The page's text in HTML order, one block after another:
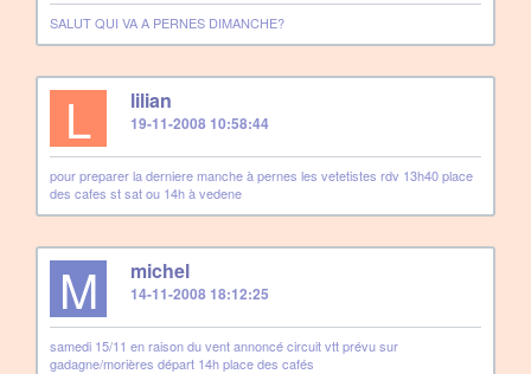
SALUT QUI VA A PERNES DIMANCHE?
L lilian
19-11-2008 10:58:44
pour preparer la derniere manche à pernes les vetetistes rdv 13h40 place
des cafes st sat ou 14h à vedene
M michel
14-11-2008 18:12:25
samedi 15/11 en raison du vent annoncé circuit vtt prévu sur
gadagne/morières départ 14h place des cafés